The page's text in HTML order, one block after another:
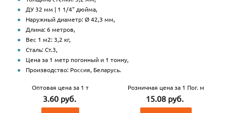
ДУ 32 мм | 1 1/4" дюйма,
Наружный диаметр: Ø 42,3 мм,
Длина: 6 метров,
Вес 1 м2: 3,2 кг,
Сталь: Ст.3,
Цена за 1 метр погонный и 1 тонну,
Производство: Россия, Беларусь.
Оптовая цена за 1 т
3.60 руб.
Розничная цена за 1 Пог. м
15.08 руб.